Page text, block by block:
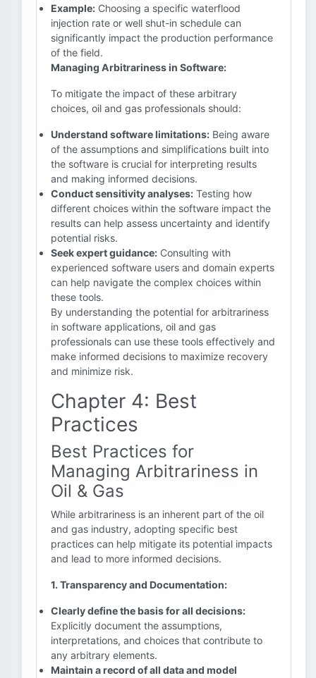
Example: Choosing a specific waterflood
injection rate or well shut-in schedule can
significantly impact the production performance
of the field.
Managing Arbitrariness in Software:
To mitigate the impact of these arbitrary
choices, oil and gas professionals should:
Understand software limitations: Being aware
of the assumptions and simplifications built into
the software is crucial for interpreting results
and making informed decisions.
Conduct sensitivity analyses: Testing how
different choices within the software impact the
results can help assess uncertainty and identify
potential risks.
Seek expert guidance: Consulting with
experienced software users and domain experts
can help navigate the complex choices within
these tools.
By understanding the potential for arbitrariness
in software applications, oil and gas
professionals can use these tools effectively and
make informed decisions to maximize recovery
and minimize risk.
Chapter 4: Best
Practices
Best Practices for
Managing Arbitrariness in
Oil & Gas
While arbitrariness is an inherent part of the oil
and gas industry, adopting specific best
practices can help mitigate its potential impacts
and lead to more informed decisions.
1. Transparency and Documentation:
Clearly define the basis for all decisions:
Explicitly document the assumptions,
interpretations, and choices that contribute to
any arbitrary elements.
Maintain a record of all data and model